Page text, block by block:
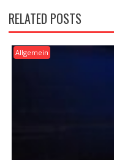
RELATED POSTS
Allgemein